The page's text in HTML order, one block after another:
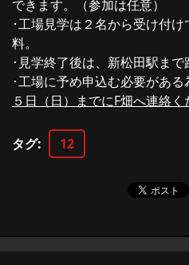
できます。（参加は任意）
･工場見学は２名から受け付
料。
･見学終了後は、新松田駅まで
･工場に予め申込む必要があ
５日（日）までにF畑へ連絡く
タグ: 12